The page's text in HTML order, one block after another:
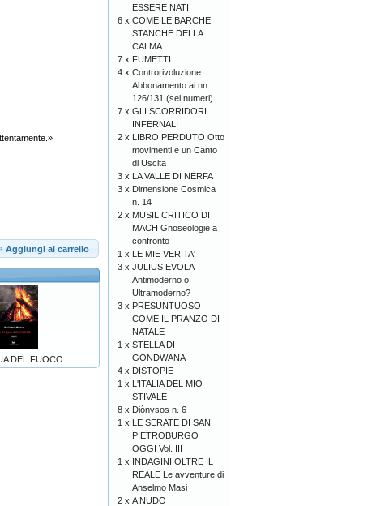
Aggiungi al carrello
DEL FUOCO
ESSERE NATI
6 x COME LE BARCHE
STANCHE DELLA
CALMA
7 x FUMETTI
4 x Controrivoluzione
Abbonamento ai nn.
126/131 (sei numeri)
7 x GLI SCORRIDORI
INFERNALI
2 x LIBRO PERDUTO Otto
movimenti e un Canto
di Uscita
3 x LA VALLE DI NERFA
3 x Dimensione Cosmica
n. 14
2 x MUSIL CRITICO DI
MACH Gnoseologie a
confronto
1 x LE MIE VERITA'
3 x JULIUS EVOLA
Antimoderno o
Ultramoderno?
3 x PRESUNTUOSO
COME IL PRANZO DI
NATALE
1 x STELLA DI
GONDWANA
4 x DISTOPIE
1 x L'ITALIA DEL MIO
STIVALE
8 x Diònysos n. 6
1 x LE SERATE DI SAN
PIETROBURGO
OGGI Vol. III
1 x INDAGINI OLTRE IL
REALE Le avventure di
Anselmo Masi
2 x A NUDO